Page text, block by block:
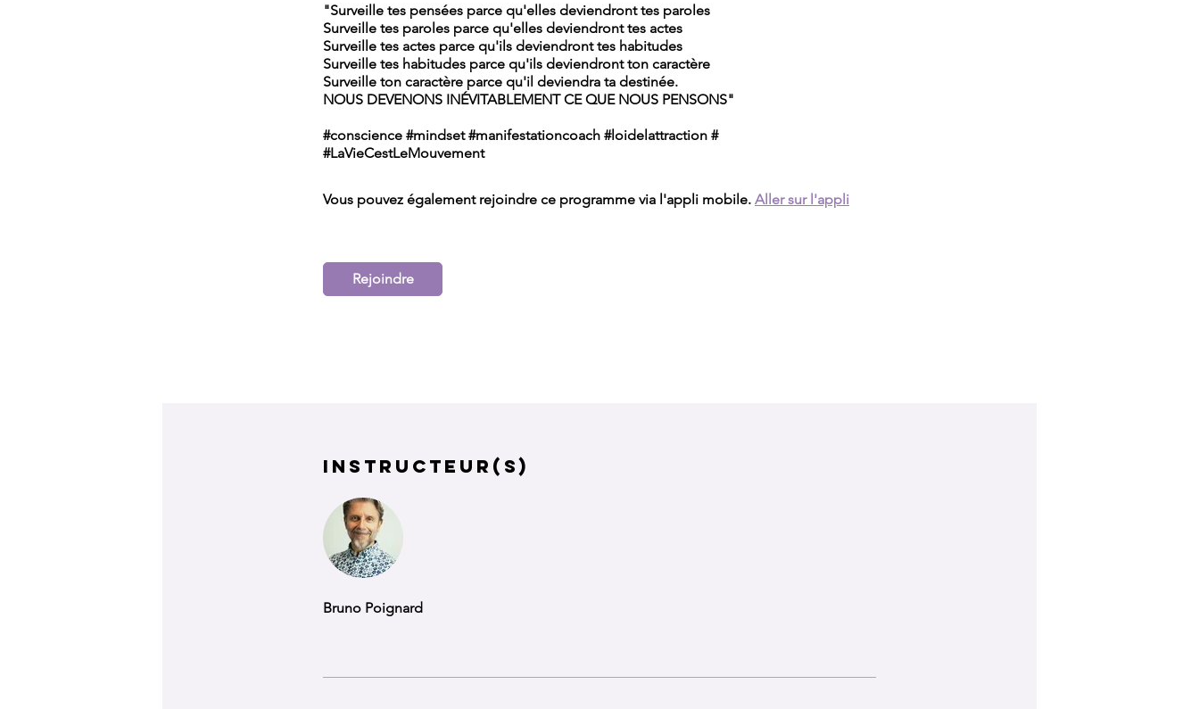
"Surveille tes pensées parce qu'elles deviendront tes paroles
Surveille tes paroles parce qu'elles deviendront tes actes
Surveille tes actes parce qu'ils deviendront tes habitudes
Surveille tes habitudes parce qu'ils deviendront ton caractère
Surveille ton caractère parce qu'il deviendra ta destinée.
NOUS DEVENONS INÉVITABLEMENT CE QUE NOUS PENSONS"
#conscience #mindset #manifestationcoach #loidelattraction #
#LaVieCestLeMouvement
Vous pouvez également rejoindre ce programme via l'appli mobile. Aller sur l'appli
Rejoindre
Instructeur(s)
Bruno Poignard